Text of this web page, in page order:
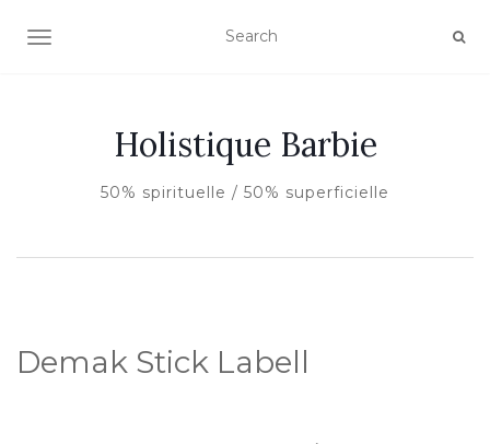
AFFICHER/MASQUER LA NAVIGATION
Holistique Barbie
50% spirituelle / 50% superficielle
Demak Stick Labell